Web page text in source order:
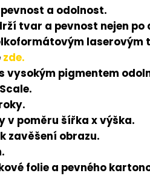
a odolnost.
tvar a pevnost nejen po
laserovým
zde.
vysokým pigmentem
v poměru šířka x výška.
zavěšení obrazu.
folie a pevného